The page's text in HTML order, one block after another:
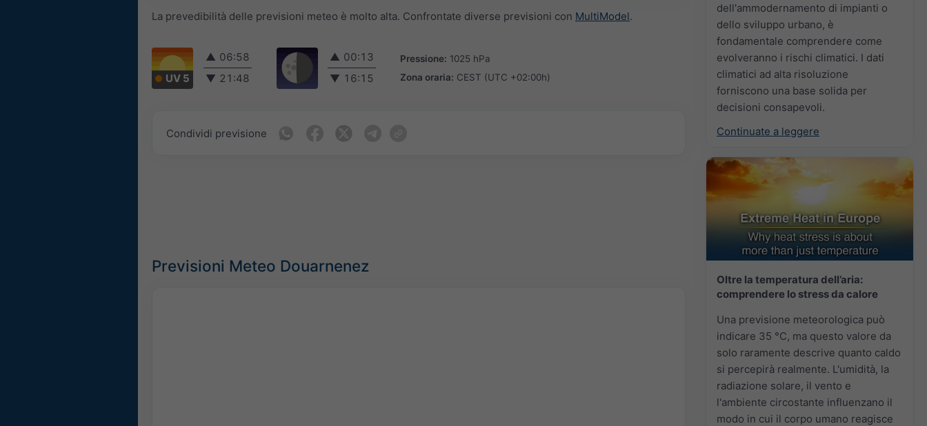
dell'ammodernamento di impianti o
dello sviluppo urbano, è
fondamentale comprendere come
evolveranno i rischi climatici. I dati
climatici ad alta risoluzione
forniscono una base solida per
decisioni consapevoli.
Continuate a leggere
Oltre la temperatura dell’aria:
comprendere lo stress da calore
Una previsione meteorologica può
indicare 35 °C, ma questo valore da
solo raramente descrive quanto caldo
si percepirà realmente. L'umidità, la
radiazione solare, il vento e
l'ambiente circostante influenzano il
modo in cui il corpo umano reagisce
La prevedibilità delle previsioni meteo è molto alta. Confrontate diverse previsioni con MultiModel.
UV 5
▲ 06:58
▼ 21:48
▲ 00:13
▼ 16:15
Pressione: 1025 hPa
Zona oraria: CEST (UTC +02:00h)
Condividi previsione
Previsioni Meteo Douarnenez